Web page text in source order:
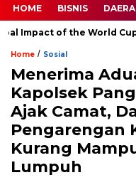
HOME BISNIS
of the World Cup
Home / Sosial
Menerima
Kapolsek
Ajak Camat,
Pengarengan
Kurang
Lumpuh